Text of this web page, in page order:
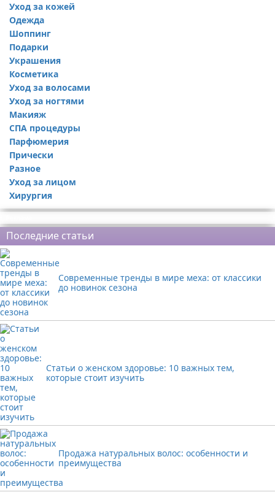
Уход за кожей
Одежда
Шоппинг
Подарки
Украшения
Косметика
Уход за волосами
Уход за ногтями
Макияж
СПА процедуры
Парфюмерия
Прически
Разное
Уход за лицом
Хирургия
Последние статьи
Современные тренды в мире меха: от классики
до новинок сезона
Статьи о женском здоровье: 10 важных тем,
которые стоит изучить
Продажа натуральных волос: особенности и
преимущества